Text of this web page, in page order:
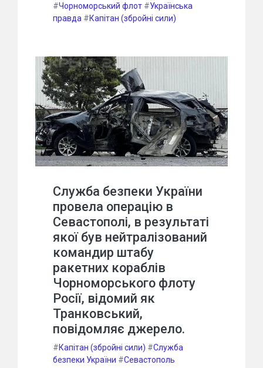
#Чорноморський флот #Українська
правда #Капітан (збройні сили)
Служба безпеки України
провела операцію в
Севастополі, в результаті
якої був нейтралізований
командир штабу
ракетних кораблів
Чорноморського флоту
Росії, відомий як
Транковський,
повідомляє джерело.
#Капітан (збройні сили) #Служба
безпеки України #Севастополь